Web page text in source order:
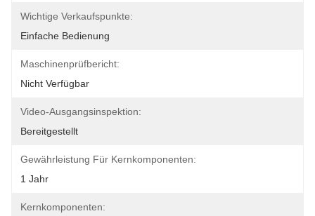
Wichtige Verkaufspunkte:
Einfache Bedienung
Maschinenprüfbericht:
Nicht Verfügbar
Video-Ausgangsinspektion:
Bereitgestellt
Gewährleistung Für Kernkomponenten:
1 Jahr
Kernkomponenten: